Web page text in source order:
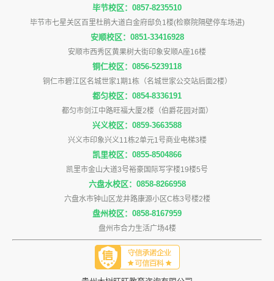
毕节校区：0857-8235510
毕节市七星关区百里杜鹃大道白金府邸负1楼(检察院隔壁停车场进)
安顺校区：0851-33416928
安顺市西秀区黄果树大街印象安顺A座16楼
铜仁校区：0856-5239118
铜仁市碧江区名城世家1期1栋（名城世家公交站后面2楼）
都匀校区：0854-8336191
都匀市剑江中路旺福大厦2楼（伯爵花园对面）
兴义校区：0859-3663588
兴义市印象兴义11栋2单元1号商业电梯3楼
凯里校区：0855-8504866
凯里市金山大道3号裕豪国际写字楼19楼5号
六盘水校区：0858-8266958
六盘水市钟山区龙井路康源小区C栋3号楼2楼
盘州校区：0858-8167959
盘州市合力生活广场4楼